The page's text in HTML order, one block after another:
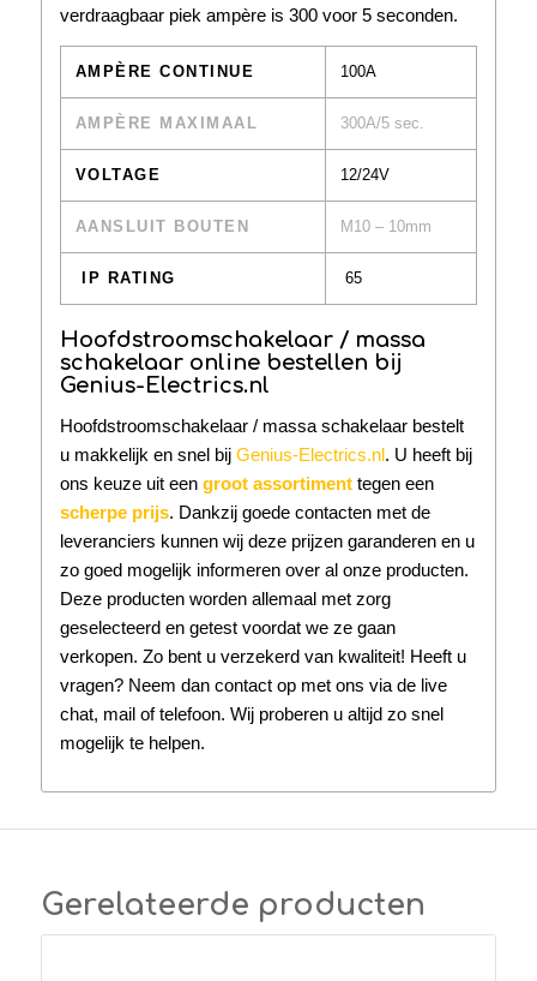
verdraagbaar piek ampère is 300 voor 5 seconden.
AMPÈRE CONTINUE 100A
AMPÈRE MAXIMAAL 300A/5 sec.
VOLTAGE 12/24V
AANSLUIT BOUTEN M10 – 10mm
IP RATING 65
Hoofdstroomschakelaar / massa
schakelaar online bestellen bij
Genius-Electrics.nl
Hoofdstroomschakelaar / massa schakelaar bestelt
u makkelijk en snel bij Genius-Electrics.nl. U heeft bij
ons keuze uit een groot assortiment tegen een
scherpe prijs. Dankzij goede contacten met de
leveranciers kunnen wij deze prijzen garanderen en u
zo goed mogelijk informeren over al onze producten.
Deze producten worden allemaal met zorg
geselecteerd en getest voordat we ze gaan
verkopen. Zo bent u verzekerd van kwaliteit! Heeft u
vragen? Neem dan contact op met ons via de live
chat, mail of telefoon. Wij proberen u altijd zo snel
mogelijk te helpen.
Gerelateerde producten